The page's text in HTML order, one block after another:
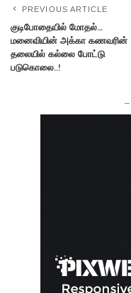
PREVIOUS ARTICLE
குடிபோதையில் மோதல்…
மனைவியின் அக்கா கணவரின்
தலையில் கல்லை போட்டு
படுகொலை..!
–